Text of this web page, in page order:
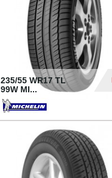
235/55 WR17 TL
99W MI...